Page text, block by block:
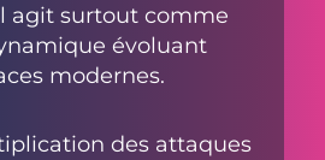
agit surtout comme
évoluant
modernes.
des attaques